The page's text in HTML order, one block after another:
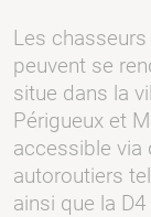
Les
peuvent se
situe dans la
Périgueux et
accessible via
autoroutiers
ainsi que la